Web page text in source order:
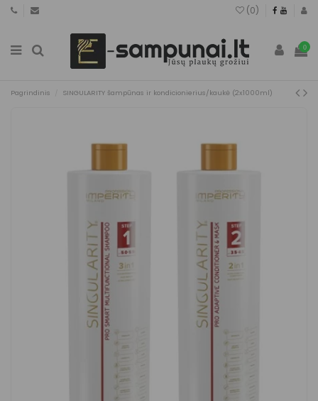
(0)
0
Pagrindinis SINGULARITY šampūnas ir kondicionierius/kaukė (2x1000ml)